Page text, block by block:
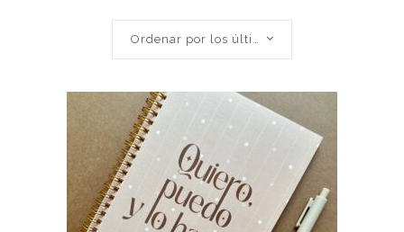
Ordenar por los últimos